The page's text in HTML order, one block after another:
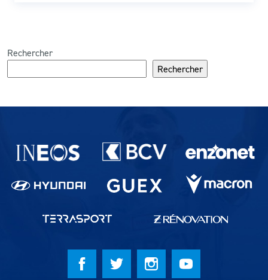
Rechercher
Rechercher
Partenaires du lausanne-Sport